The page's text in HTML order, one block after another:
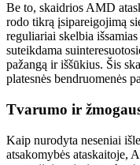
Be to, skaidrios AMD
rodo tikrą įsipareigojimą
reguliariai skelbia
suteikdama
pažangą ir iššūkius. Šis
platesnės bendruomenės
Tvarumo ir
Kaip nurodyta neseniai
atsakomybės ataskaitoje,